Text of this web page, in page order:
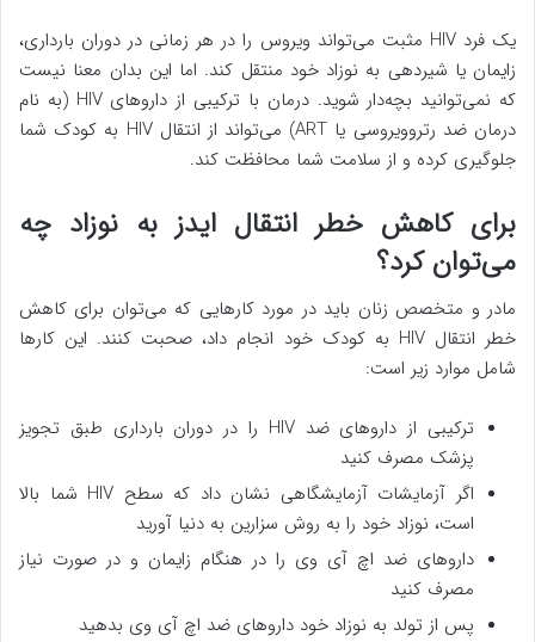
یک فرد HIV مثبت می‌تواند ویروس را در هر زمانی در دوران بارداری،
زایمان یا شیردهی به نوزاد خود منتقل کند. اما این بدان معنا نیست
که نمی‌توانید بچه‌دار شوید. درمان با ترکیبی از داروهای HIV (به نام
درمان ضد رتروویروسی یا ART) می‌تواند از انتقال HIV به کودک شما
جلوگیری کرده و از سلامت شما محافظت کند.
برای کاهش خطر انتقال ایدز به نوزاد چه
می‌توان کرد؟
مادر و متخصص زنان باید در مورد کارهایی که می‌توان برای کاهش
خطر انتقال HIV به کودک خود انجام داد، صحبت کنند. این کارها
شامل موارد زیر است:
ترکیبی از داروهای ضد HIV را در دوران بارداری طبق تجویز
پزشک مصرف کنید
اگر آزمایشات آزمایشگاهی نشان داد که سطح HIV شما بالا
است، نوزاد خود را به روش سزارین به دنیا آورید
داروهای ضد اچ آی وی را در هنگام زایمان و در صورت نیاز
مصرف کنید
پس از تولد به نوزاد خود داروهای ضد اچ آی وی بدهید